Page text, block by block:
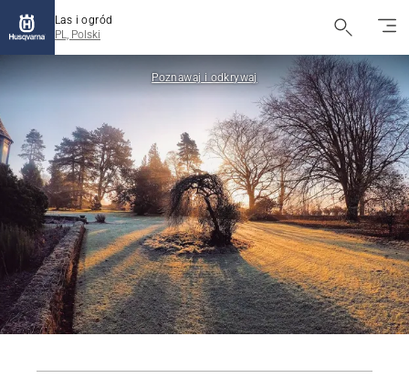
Las i ogród
PL, Polski
Poznawaj i odkrywaj